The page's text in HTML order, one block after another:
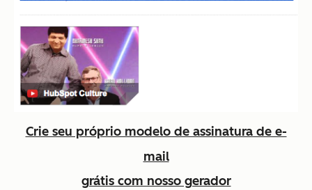
Crie seu próprio modelo de assinatura de e-
mail
grátis com nosso gerador